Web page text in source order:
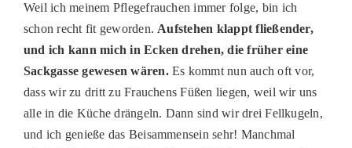
Weil ich meinem Pflegefrauchen immer folge, bin ich
schon recht fit geworden. Aufstehen klappt fließender,
und ich kann mich in Ecken drehen, die früher eine
Sackgasse gewesen wären.Es kommt nun auch oft vor,
dass wir zu dritt zu Frauchens Füßen liegen, weil wir uns
alle in die Küche drängeln. Dann sind wir drei Fellkugeln,
und ich genieße das Beisammensein sehr! Manchmal